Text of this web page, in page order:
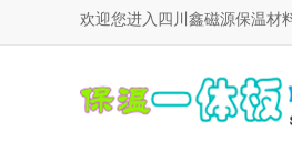
欢迎您进入四川鑫磁源保温材